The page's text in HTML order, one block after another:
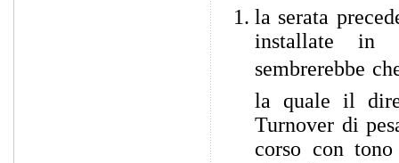
la serata
installate in
sembrerebbe
la quale il
Turnover di
corso con